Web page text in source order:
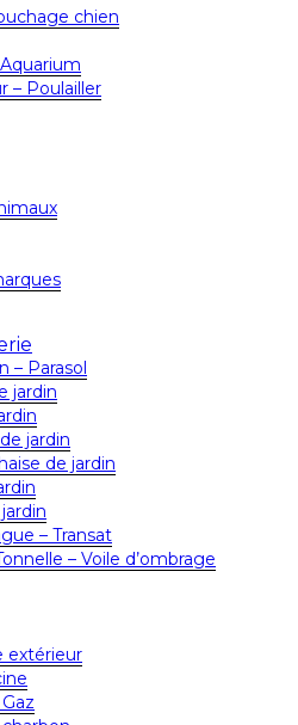
chien
– Poulailler
– Parasol
jardin
jardin
de jardin
– Transat
– Voile d’ombrage
extérieur